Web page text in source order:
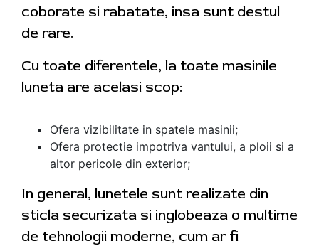
coborate si rabatate, insa sunt destul
de rare.
Cu toate diferentele, la toate masinile
luneta are acelasi scop:
Ofera vizibilitate in spatele masinii;
Ofera protectie impotriva vantului, a ploii si a
altor pericole din exterior;
In general, lunetele sunt realizate din
sticla securizata si inglobeaza o multime
de tehnologii moderne, cum ar fi